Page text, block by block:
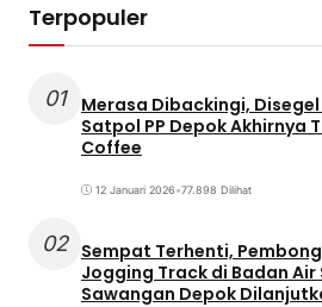
Terpopuler
01
Merasa Dibackingi,
Satpol PP Depok Akhirnya
Coffee
12 Januari 2026•77.898 Dilihat
02 Sempat Terhenti,
Jogging Track di Badan Air
Sawangan Depok